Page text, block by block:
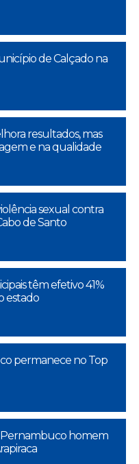
de Calçado na
resultados, mas
e na qualidade
sexual contra
de Santo
têm efetivo 41%
estado
permanece no Top
Pernambuco homem